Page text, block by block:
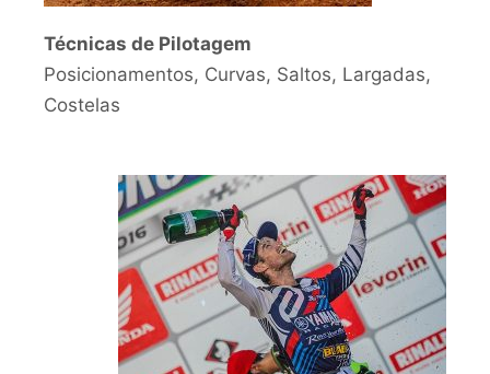
Técnicas de Pilotagem
Posicionamentos, Curvas, Saltos, Largadas,
Costelas